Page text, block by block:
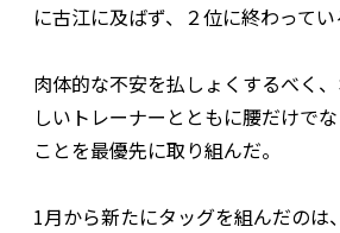
に古江に及ばず、２位に終わってい
肉体的な不安を払しょくするべく
しいトレーナーとともに腰だけで
ことを最優先に取り組んだ。
1月から新たにタッグを組んだのは